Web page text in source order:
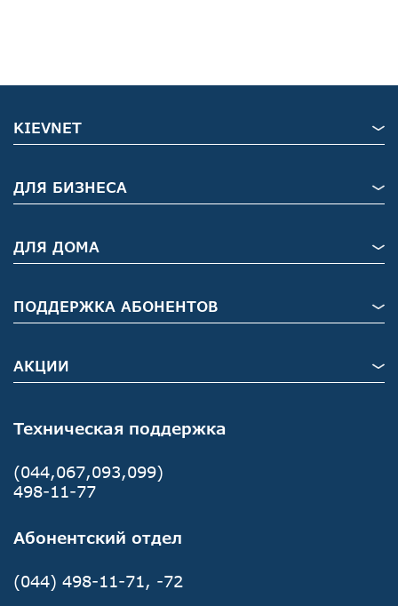
Техническая поддержка
(044,067,093,099)
498-11-77
Абонентский отдел
(044) 498-11-71, -72
KIEVNET
ДЛЯ БИЗНЕСА
ДЛЯ ДОМА
ПОДДЕРЖКА АБОНЕНТОВ
АКЦИИ